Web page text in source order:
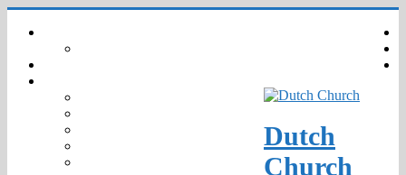
naar
Dutch
Church